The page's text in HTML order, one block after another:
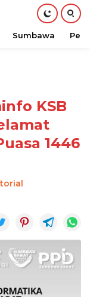
Sumbawa
KSB
1446